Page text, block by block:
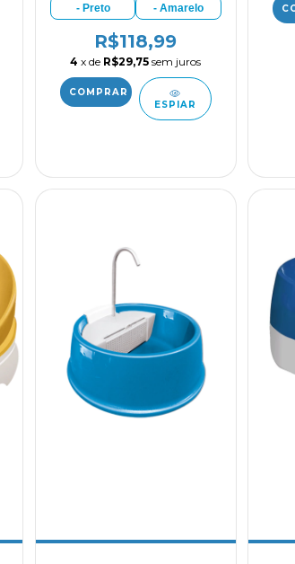
- Preto
- Amarelo
R$118,99
4 x de R$29,75 sem juros
ESPIAR